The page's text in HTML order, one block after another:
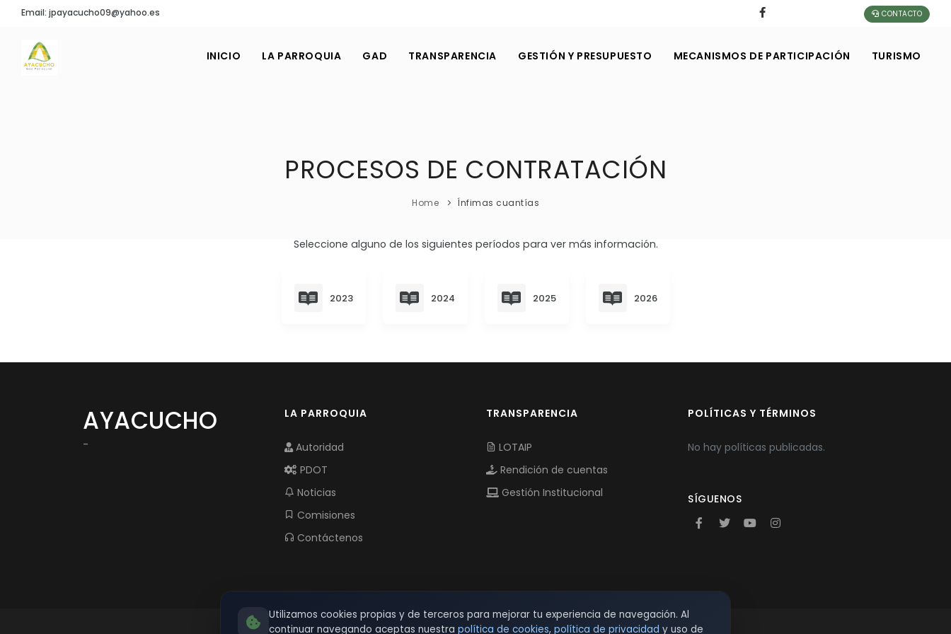
Email: jpayacucho09@yahoo.es CONTACTO
INICIO LA PARROQUIA GAD TRANSPARENCIA GESTIÓN Y PRESUPUESTO MECANISMOS DE PARTICIPACIÓN TURISMO
PROCESOS DE CONTRATACIÓN
Home Ínfimas cuantías
Seleccione alguno de los siguientes períodos para ver más información.
2023 2024 2025 2026
AYACUCHO
-
LA PARROQUIA
Autoridad
PDOT
Noticias
Comisiones
Contáctenos
TRANSPARENCIA
LOTAIP
Rendición de cuentas
Gestión Institucional
POLÍTICAS Y TÉRMINOS
No hay políticas publicadas.
SÍGUENOS
Utilizamos cookies propias y de terceros para mejorar tu experiencia de navegación. Al
continuar navegando aceptas nuestra política de cookies, política de privacidad y uso de